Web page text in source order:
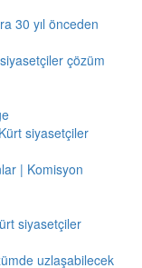
30 yıl önceden
çözüm
siyasetçiler
| Komisyon
siyasetçiler
uzlaşabilecek